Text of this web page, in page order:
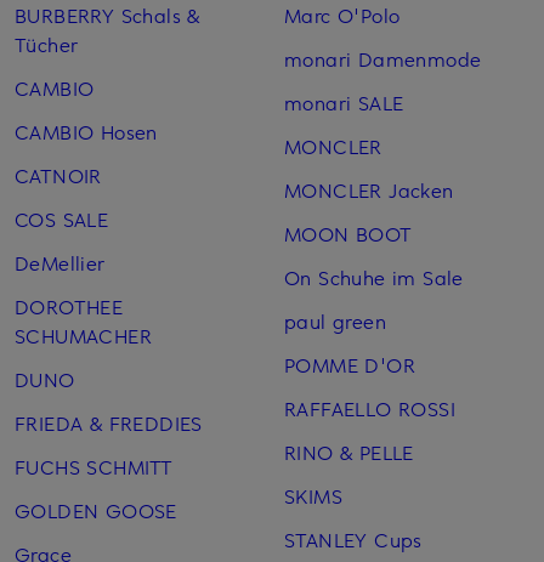
BURBERRY Schals &
Tücher
CAMBIO
CAMBIO Hosen
CATNOIR
COS SALE
DeMellier
DOROTHEE
SCHUMACHER
DUNO
FRIEDA & FREDDIES
FUCHS SCHMITT
GOLDEN GOOSE
Grace
Marc O'Polo
monari Damenmode
monari SALE
MONCLER
MONCLER Jacken
MOON BOOT
On Schuhe im Sale
paul green
POMME D'OR
RAFFAELLO ROSSI
RINO & PELLE
SKIMS
STANLEY Cups